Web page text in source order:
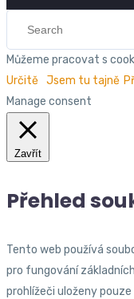
Můžeme pracovat s
Určitě Jsem tu tajně
Manage consent
Zavřít
Přehled
Tento web používá
pro fungování
prohlížeči uloženy